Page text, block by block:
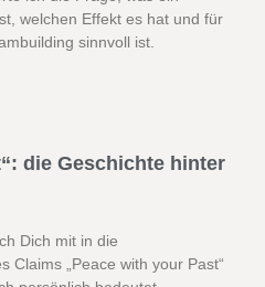
welchen Effekt es hat und für
sinnvoll ist.
die Geschichte hinter
Dich mit in die
Claims „Peace with your Past“